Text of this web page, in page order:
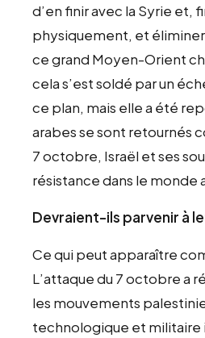
d’en finir avec la Syrie et,
physiquement, et
ce grand Moyen-Orient
cela s’est soldé par un
ce plan, mais elle a été
arabes se sont retournés
7 octobre, Israël et ses
résistance dans le monde
Devraient-ils parvenir à
Ce qui peut apparaître
L’attaque du 7 octobre a
les mouvements
technologique et militaire